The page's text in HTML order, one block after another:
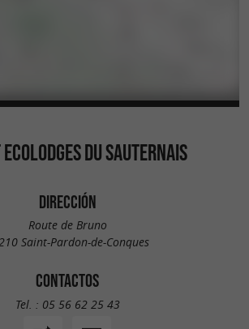
DU SAUTERNAIS
DIRECCIÓN
Route de Bruno
Saint-Pardon-de-Conques
CONTACTOS
Tel. : 05 56 62 25 43